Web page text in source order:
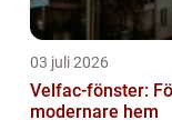
03 juli 2026
Velfac-fönster:
modernare hem